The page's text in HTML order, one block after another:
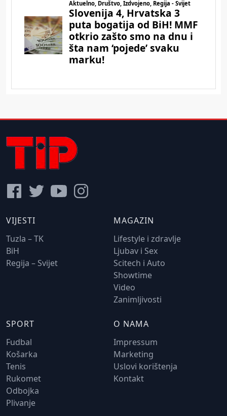
VIJESTI
Tuzla – TK
BiH
Regija – Svijet
MAGAZIN
Lifestyle i zdravlje
Ljubav i Sex
Scitech i Auto
Showtime
Video
Zanimljivosti
SPORT
Fudbal
Košarka
Tenis
Rukomet
Odbojka
Plivanje
O NAMA
Impressum
Marketing
Uslovi korištenja
Kontakt